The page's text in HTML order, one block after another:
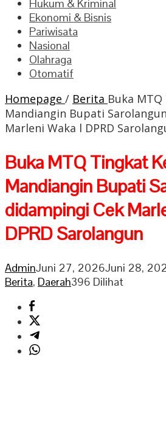
Hukum & Kriminal
Ekonomi & Bisnis
Pariwisata
Nasional
Olahraga
Otomatif
Homepage / Berita Buka
Mandiangin Bupati
Marleni Waka l DPRD
Buka MTQ Tingkat
Mandiangin Bupati
didampingi Cek
DPRD Sarolangun
AdminJuni 27, 2026Juni 28,
Berita, Daerah396 Dilihat